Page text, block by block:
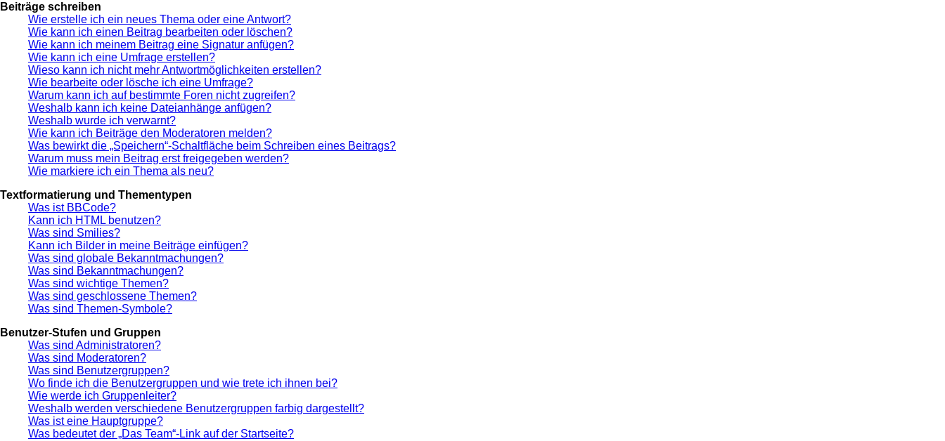
Beiträge schreiben
Wie erstelle ich ein neues Thema oder eine Antwort?
Wie kann ich einen Beitrag bearbeiten oder löschen?
Wie kann ich meinem Beitrag eine Signatur anfügen?
Wie kann ich eine Umfrage erstellen?
Wieso kann ich nicht mehr Antwortmöglichkeiten erstellen?
Wie bearbeite oder lösche ich eine Umfrage?
Warum kann ich auf bestimmte Foren nicht zugreifen?
Weshalb kann ich keine Dateianhänge anfügen?
Weshalb wurde ich verwarnt?
Wie kann ich Beiträge den Moderatoren melden?
Was bewirkt die „Speichern“-Schaltfläche beim Schreiben eines Beitrags?
Warum muss mein Beitrag erst freigegeben werden?
Wie markiere ich ein Thema als neu?
Textformatierung und Thementypen
Was ist BBCode?
Kann ich HTML benutzen?
Was sind Smilies?
Kann ich Bilder in meine Beiträge einfügen?
Was sind globale Bekanntmachungen?
Was sind Bekanntmachungen?
Was sind wichtige Themen?
Was sind geschlossene Themen?
Was sind Themen-Symbole?
Benutzer-Stufen und Gruppen
Was sind Administratoren?
Was sind Moderatoren?
Was sind Benutzergruppen?
Wo finde ich die Benutzergruppen und wie trete ich ihnen bei?
Wie werde ich Gruppenleiter?
Weshalb werden verschiedene Benutzergruppen farbig dargestellt?
Was ist eine Hauptgruppe?
Was bedeutet der „Das Team“-Link auf der Startseite?